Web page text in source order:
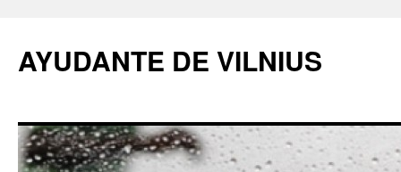
AYUDANTE DE VILNIUS